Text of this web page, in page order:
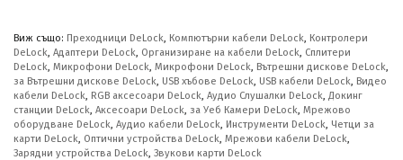
Виж също: Преходници DeLock Компютърни кабели DeLock
Контролери
DeLock Адаптери DeLock Организиране на кабели DeLock
Сплитери
DeLock Микрофони DeLock Микрофони DeLock Вътрешни дискове DeLock
за Вътрешни дискове DeLock
USB хъбове DeLock USB кабели DeLock
Видео
кабели DeLock
RGB аксесоари DeLock Аудио Слушалки DeLock
Докинг
станции DeLock Аксесоари DeLock за Уеб Камери DeLock Мрежово
оборудване DeLock Аудио кабели DeLock Инструменти DeLock
Четци за
карти DeLock
Оптични устройства DeLock Мрежови кабели DeLock
Зарядни устройства DeLock Звукови карти DeLock